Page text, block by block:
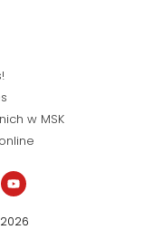
w MSK